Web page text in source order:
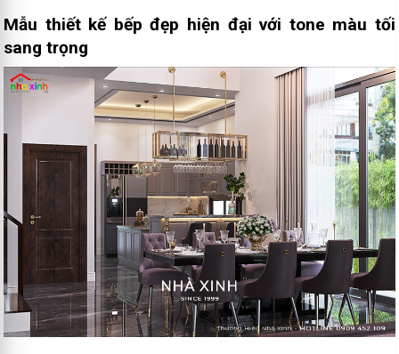
Mẫu thiết kế bếp đẹp hiện đại với tone màu tối
sang trọng